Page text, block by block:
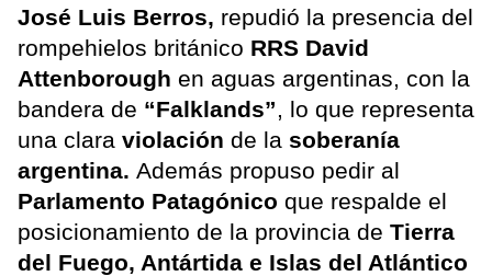
José Luis Berros, repudió la presencia del
rompehielos británico RRS David
Attenborough en aguas argentinas, con la
bandera de “Falklands”, lo que representa
una clara violación de la soberanía
argentina. Además propuso pedir al
Parlamento Patagónico que respalde el
posicionamiento de la provincia de Tierra
del Fuego, Antártida e Islas del Atlántico